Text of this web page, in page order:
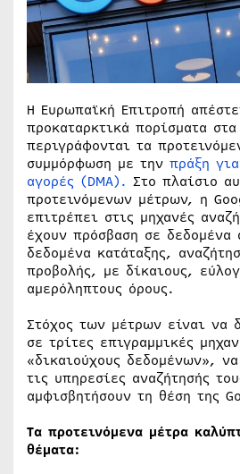
Η Ευρωπαϊκή Επιτροπή
προκαταρκτικά πορίσματα
περιγράφονται τα
συμμόρφωση με την πράξη
αγορές (DMA). Στο πλαίσιο
προτεινόμενων μέτρων, η
επιτρέπει στις μηχανές
έχουν πρόσβαση σε δεδομένα
δεδομένα κατάταξης,
προβολής, με δίκαιους,
αμερόληπτους όρους.
Στόχος των μέτρων είναι να
σε τρίτες επιγραμμικές
«δικαιούχους δεδομένων»,
τις υπηρεσίες αναζήτησής
αμφισβητήσουν τη θέση της
Τα προτεινόμενα μέτρα
θέματα: